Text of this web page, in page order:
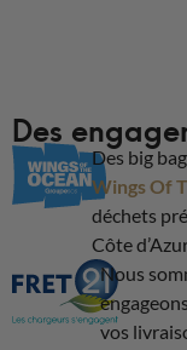
Des
Des big
Wings Of
déchets
Côte
Nous
vos